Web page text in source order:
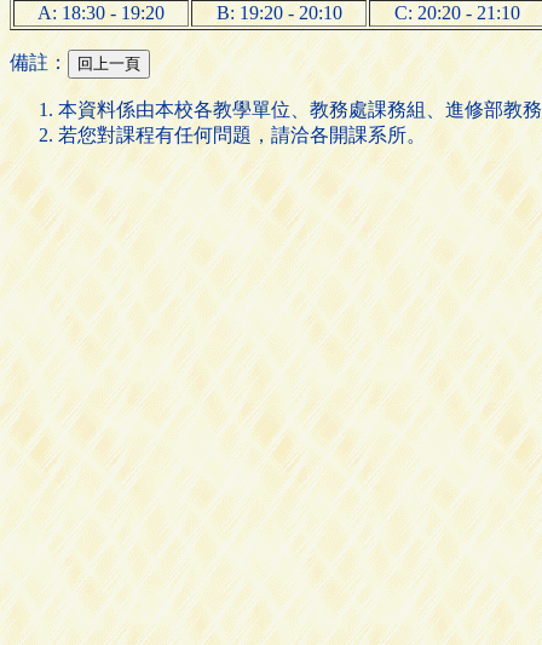
A: 18:30 - 19:20
B: 19:20 - 20:10 C: 20:20 - 21:10
備註：
本資料係由本校各教學單位、教務處課務組、進修部教
若您對課程有任何問題，請洽各開課系所。